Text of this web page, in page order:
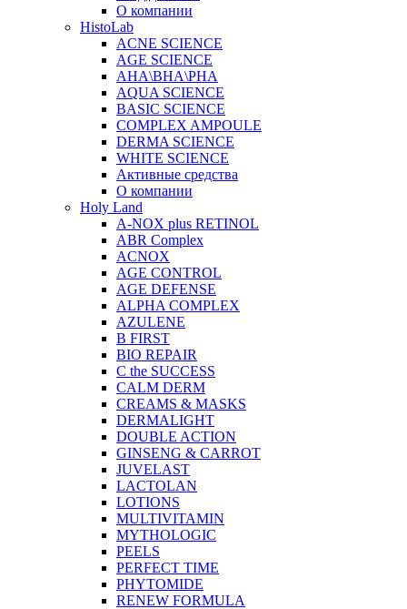
О компании
HistoLab
ACNE SCIENCE
AGE SCIENCE
AHA\BHA\PHA
AQUA SCIENCE
BASIC SCIENCE
COMPLEX AMPOULE
DERMA SCIENCE
WHITE SCIENCE
Активные средства
О компании
Holy Land
A-NOX plus RETINOL
ABR Complex
ACNOX
AGE CONTROL
AGE DEFENSE
ALPHA COMPLEX
AZULENE
B FIRST
BIO REPAIR
C the SUCCESS
CALM DERM
CREAMS & MASKS
DERMALIGHT
DOUBLE ACTION
GINSENG & CARROT
JUVELAST
LACTOLAN
LOTIONS
MULTIVITAMIN
MYTHOLOGIC
PEELS
PERFECT TIME
PHYTOMIDE
RENEW FORMULA